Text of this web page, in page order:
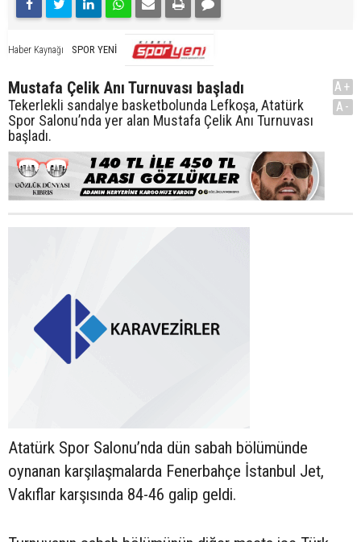
Haber Kaynağı SPOR YENİ
Mustafa Çelik Anı Turnuvası başladı
Tekerlekli sandalye basketbolunda Lefkoşa, Atatürk
Spor Salonu’nda yer alan Mustafa Çelik Anı Turnuvası
başladı.
A+
A-
Atatürk Spor Salonu’nda dün sabah bölümünde
oynanan karşılaşmalarda Fenerbahçe İstanbul Jet,
Vakıflar karşısında 84-46 galip geldi.